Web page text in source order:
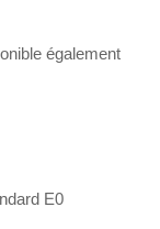
également
E0